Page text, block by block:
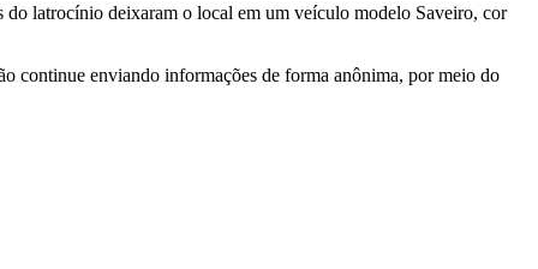
do latrocínio deixaram o local em um veículo modelo Saveiro, cor
continue enviando informações de forma anônima, por meio do